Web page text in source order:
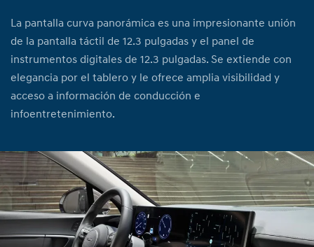
La pantalla curva panorámica es una impresionante unión
de la pantalla táctil de 12.3 pulgadas y el panel de
instrumentos digitales de 12.3 pulgadas. Se extiende con
elegancia por el tablero y le ofrece amplia visibilidad y
acceso a información de conducción e
infoentretenimiento.⁠